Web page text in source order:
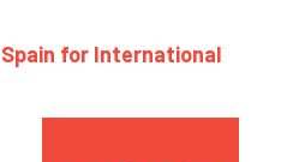
for International